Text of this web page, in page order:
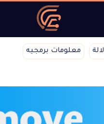
معلومات برمجيه